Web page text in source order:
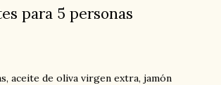
para 5 personas
aceite de oliva virgen extra, jamón